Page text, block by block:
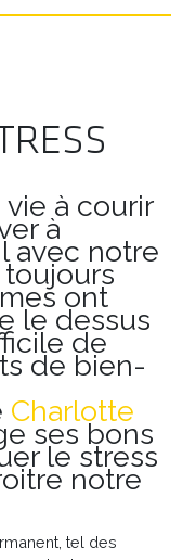
à courir
à
avec notre
toujours
ont
le dessus
de
de bien-
Charlotte
ses bons
le stress
notre
tel des